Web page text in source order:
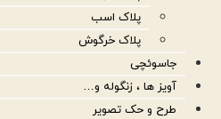
پلاک اسب
پلاک خرگوش
جاسوئچی
آویز ها ، زنگوله و…
طرح و حک تصویر